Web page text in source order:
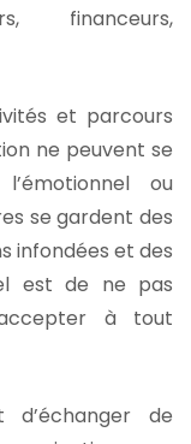
financeurs,
et parcours
ne peuvent se
ou
se gardent des
infondées et des
est de ne pas
à tout
d’échanger de